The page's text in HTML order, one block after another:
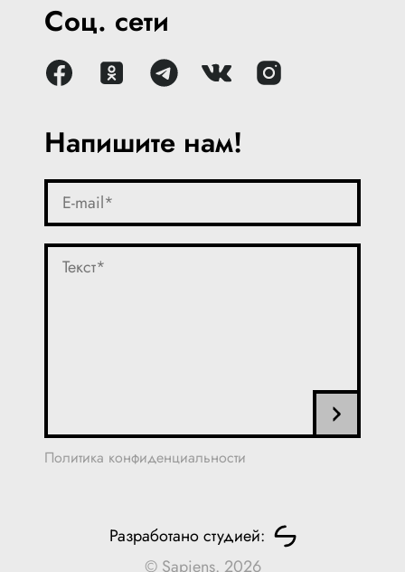
Напишите нам!
Политика конфиденциальности
Соц. сети
Разработано студией:
© Sapiens. 2026